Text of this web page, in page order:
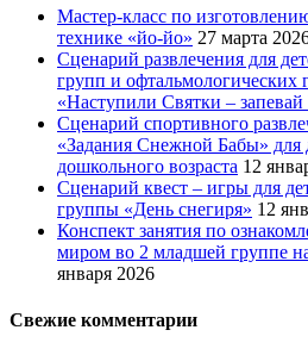
Мастер-класс по
технике «йо-йо» 27 марта
Сценарий развлечения для
групп и
«Наступили Святки –
Сценарий спортивного
«Задания Снежной Бабы» для
дошкольного возраста 12
Сценарий квест – игры для
группы «День снегиря» 12
Конспект занятия по
миром во 2 младшей группе
января 2026
Свежие комментарии